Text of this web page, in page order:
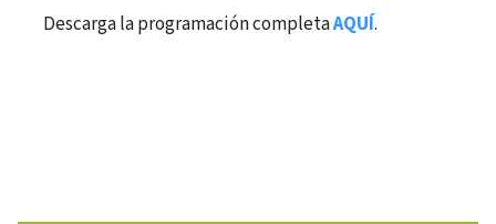
Descarga la programación completaAQUÍ.